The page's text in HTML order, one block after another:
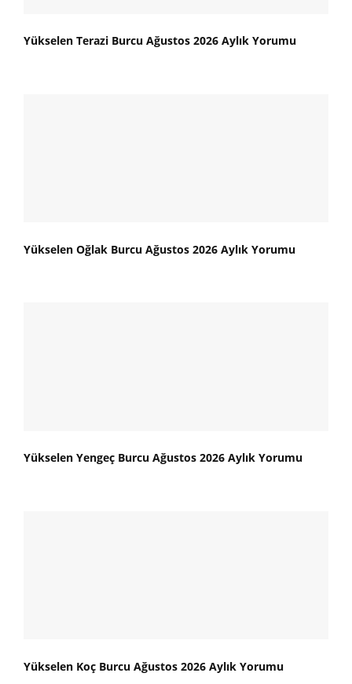
Yükselen Terazi Burcu Ağustos 2026 Aylık Yorumu
Yükselen Oğlak Burcu Ağustos 2026 Aylık Yorumu
Yükselen Yengeç Burcu Ağustos 2026 Aylık Yorumu
Yükselen Koç Burcu Ağustos 2026 Aylık Yorumu